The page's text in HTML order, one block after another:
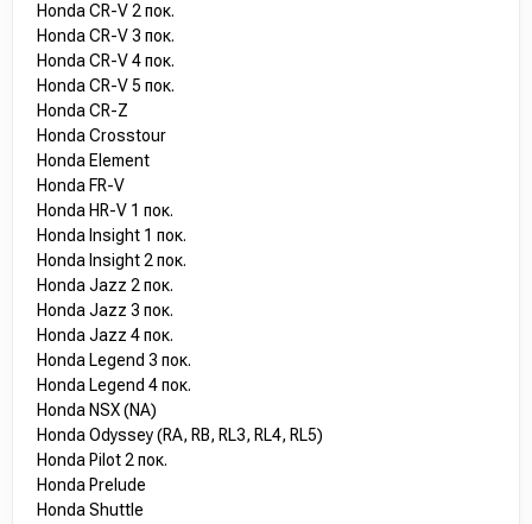
Honda CR-V 2 пок.
Honda CR-V 3 пок.
Honda CR-V 4 пок.
Honda CR-V 5 пок.
Honda CR-Z
Honda Crosstour
Honda Element
Honda FR-V
Honda HR-V 1 пок.
Honda Insight 1 пок.
Honda Insight 2 пок.
Honda Jazz 2 пок.
Honda Jazz 3 пок.
Honda Jazz 4 пок.
Honda Legend 3 пок.
Honda Legend 4 пок.
Honda NSX (NA)
Honda Odyssey (RA, RB, RL3, RL4, RL5)
Honda Pilot 2 пок.
Honda Prelude
Honda Shuttle